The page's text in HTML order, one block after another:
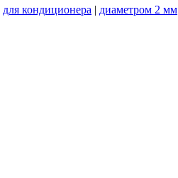
для кондиционера | диаметром 2 мм